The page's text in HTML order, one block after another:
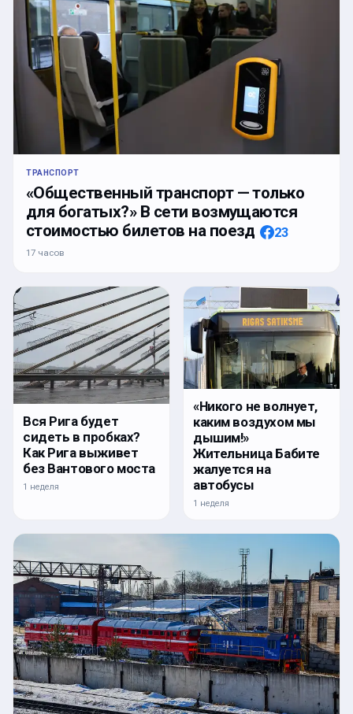
ТРАНСПОРТ
«Общественный транспорт — только
для богатых?» В сети возмущаются
стоимостью билетов на поезд
23
17 часов
Вся Рига будет
сидеть в пробках?
Как Рига выживет
без Вантового моста
1 неделя
«Никого не волнует,
каким воздухом мы
дышим!»
Жительница Бабите
жалуется на
автобусы
1 неделя